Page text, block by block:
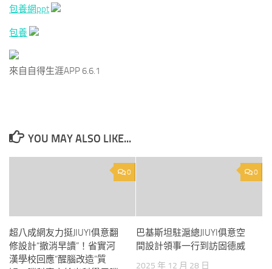
包養網ppt
包養
來自自得生涯APP 6.6.1
YOU MAY ALSO LIKE...
0
超八成網友力挺JIUYI俱意翻
修設計“撤消早讀”！省實河
漢學校回應“醒腦改造”質
0
巴基斯坦駐滬總JIUYI俱意空
間設計領事一行到訪固德威
2025 年 12 月 28 日